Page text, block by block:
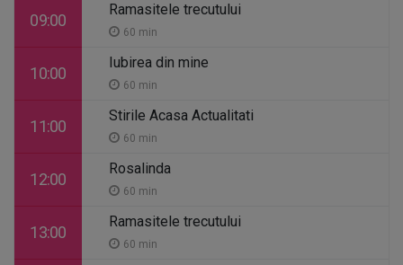
09:00
Ramasitele trecutului
60 min
10:00
Iubirea din mine
60 min
11:00
Stirile Acasa Actualitati
60 min
12:00
Rosalinda
60 min
13:00
Ramasitele trecutului
60 min